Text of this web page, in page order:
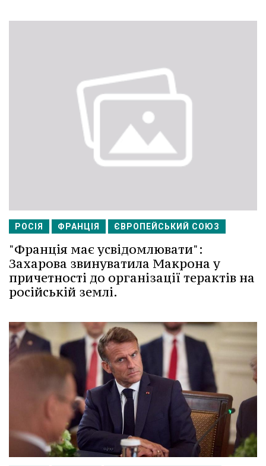
РОСІЯ ФРАНЦІЯ ЄВРОПЕЙСЬКИЙ СОЮЗ
"Франція має усвідомлювати":
Захарова звинуватила Макрона у
причетності до організації терактів на
російській землі.